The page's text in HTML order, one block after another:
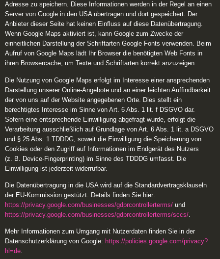
Adresse zu speichern. Diese Informationen werden in der Regel an einen
Server von Google in den USA übertragen und dort gespeichert. Der
Anbieter dieser Seite hat keinen Einfluss auf diese Datenübertragung.
Wenn Google Maps aktiviert ist, kann Google zum Zwecke der
einheitlichen Darstellung der Schriftarten Google Fonts verwenden. Beim
Aufruf von Google Maps lädt Ihr Browser die benötigten Web Fonts in
ihren Browsercache, um Texte und Schriftarten korrekt anzuzeigen.
Die Nutzung von Google Maps erfolgt im Interesse einer ansprechenden
Darstellung unserer Online-Angebote und an einer leichten Auffindbarkeit
der von uns auf der Website angegebenen Orte. Dies stellt ein
berechtigtes Interesse im Sinne von Art. 6 Abs. 1 lit. f DSGVO dar.
Sofern eine entsprechende Einwilligung abgefragt wurde, erfolgt die
Verarbeitung ausschließlich auf Grundlage von Art. 6 Abs. 1 lit. a DSGVO
und § 25 Abs. 1 TDDDG, soweit die Einwilligung die Speicherung von
Cookies oder den Zugriff auf Informationen im Endgerät des Nutzers
(z. B. Device-Fingerprinting) im Sinne des TDDDG umfasst. Die
Einwilligung ist jederzeit widerrufbar.
Die Datenübertragung in die USA wird auf die Standardvertragsklauseln
der EU-Kommission gestützt. Details finden Sie hier:
https://privacy.google.com/businesses/gdprcontrollerterms/ und
https://privacy.google.com/businesses/gdprcontrollerterms/sccs/
Mehr Informationen zum Umgang mit Nutzerdaten finden Sie in der
Datenschutzerklärung von Google: https://policies.google.com/privacy?
hl=de.